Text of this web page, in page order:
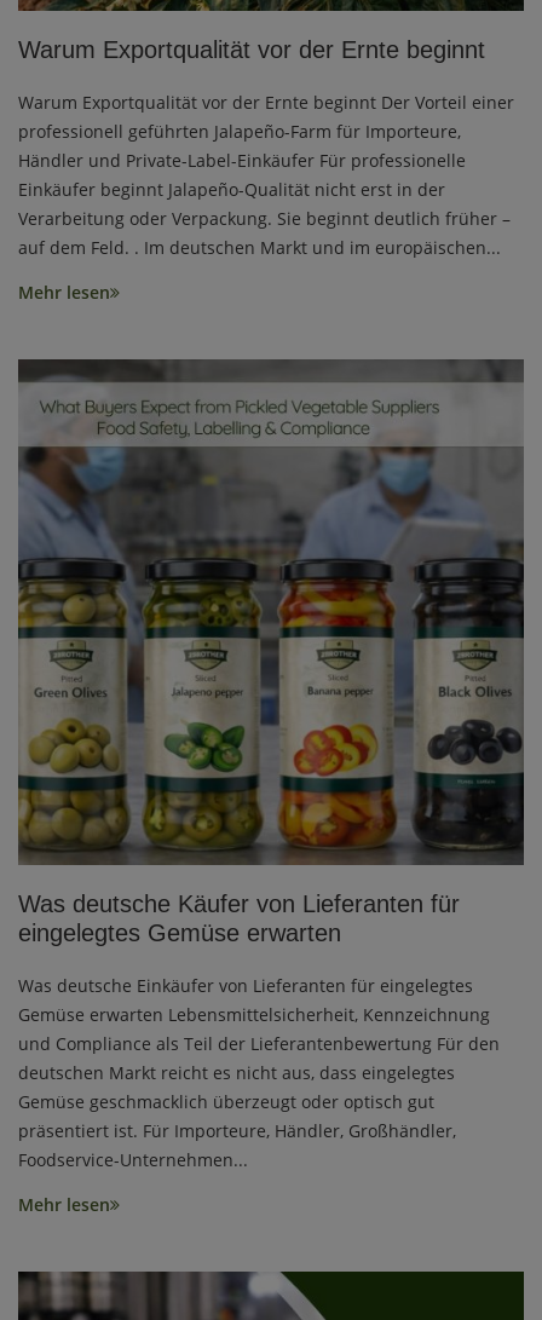
Warum Exportqualität vor der Ernte beginnt
Warum Exportqualität vor der Ernte beginnt Der Vorteil einer
professionell geführten Jalapeño-Farm für Importeure,
Händler und Private-Label-Einkäufer Für professionelle
Einkäufer beginnt Jalapeño-Qualität nicht erst in der
Verarbeitung oder Verpackung. Sie beginnt deutlich früher –
auf dem Feld. . Im deutschen Markt und im europäischen...
Mehr lesen
Was deutsche Käufer von Lieferanten für
eingelegtes Gemüse erwarten
Was deutsche Einkäufer von Lieferanten für eingelegtes
Gemüse erwarten Lebensmittelsicherheit, Kennzeichnung
und Compliance als Teil der Lieferantenbewertung Für den
deutschen Markt reicht es nicht aus, dass eingelegtes
Gemüse geschmacklich überzeugt oder optisch gut
präsentiert ist. Für Importeure, Händler, Großhändler,
Foodservice-Unternehmen...
Mehr lesen